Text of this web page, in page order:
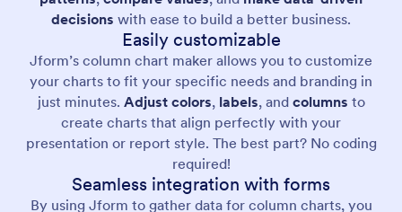
decisions with ease to build a better business.
Easily customizable
Jform’s column chart maker allows you to customize
your charts to fit your specific needs and branding in
just minutes. Adjust colors, labels, and columns to
create charts that align perfectly with your
presentation or report style. The best part? No coding
required!
Seamless integration with forms
By using Jform to gather data for column charts, you